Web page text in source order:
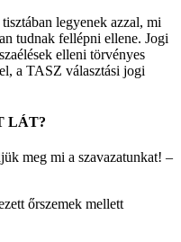
legyenek azzal, mi
tudnak fellépni ellene. Jogi
elleni törvényes
a TASZ választási jogi
LÁT?
meg mi a szavazatunkat! –
őrszemek mellett